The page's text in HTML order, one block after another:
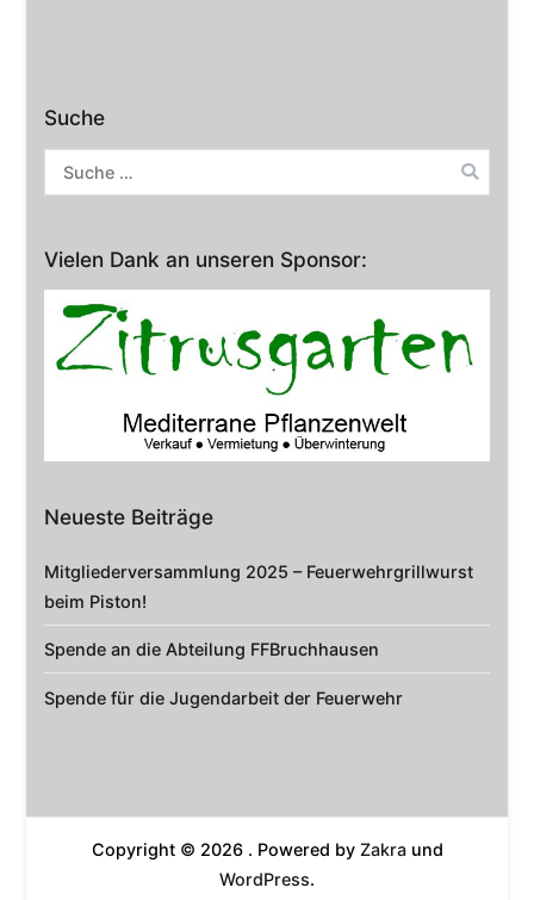
Suche
Suche
nach:
Vielen Dank an unseren Sponsor:
Neueste Beiträge
Mitgliederversammlung 2025 – Feuerwehrgrillwurst
beim Piston!
Spende an die Abteilung FFBruchhausen
Spende für die Jugendarbeit der Feuerwehr
Copyright © 2026 . Powered by Zakraund
WordPress.